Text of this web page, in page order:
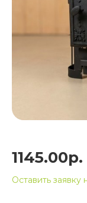
1145.00р.
Оставить заявку